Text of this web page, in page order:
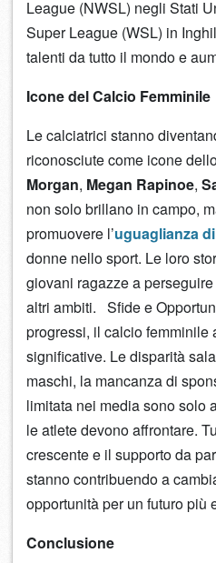
League (NWSL) negli Stati
Super League (WSL) in
talenti da tutto il mondo e
Icone del Calcio Femminile
Le calciatrici stanno
riconosciute come icone
Morgan, Megan Rapinoe,
non solo brillano in campo,
promuovere l’uguaglianza
donne nello sport. Le loro
giovani ragazze a
altri ambiti. Sfide e
progressi, il calcio femminile
significative. Le disparità
maschi, la mancanza di
limitata nei media sono solo
le atlete devono affrontare.
crescente e il supporto da
stanno contribuendo a
opportunità per un futuro più
Conclusione